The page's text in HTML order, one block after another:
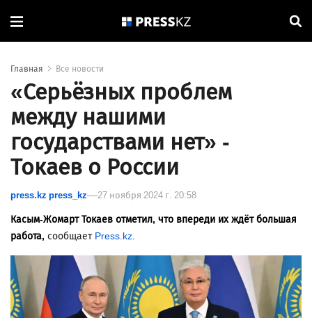
Главная Все новости
«Серьёзных проблем
между нашими
государствами нет» -
Токаев о России
press.kz press_kz 27 ноября 2024 г. 20:58
Касым-Жомарт Токаев отметил, что впереди их ждёт большая
работа, сообщает Press.kz.